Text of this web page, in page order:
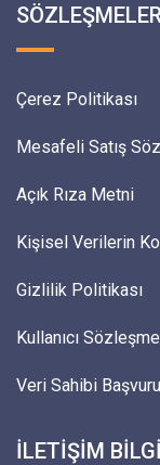
SÖZLEŞMELER
Çerez Politikası
Mesafeli Satış
Açık Rıza Metni
Kişisel Verilerin
Gizlilik Politikası
Kullanıcı
Veri Sahibi
İLETİŞİM